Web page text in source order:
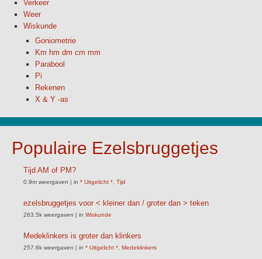
Verkeer
Weer
Wiskunde
Goniometrie
Km hm dm cm mm
Parabool
Pi
Rekenen
X & Y -as
Populaire Ezelsbruggetjes
Tijd AM of PM?
0.9m weergaven | in * Uitgelicht * Tijd
ezelsbruggetjes voor < kleiner dan / groter dan > teken
263.5k weergaven | in Wiskunde
Medeklinkers is groter dan klinkers
257.6k weergaven | in * Uitgelicht * Medeklinkers